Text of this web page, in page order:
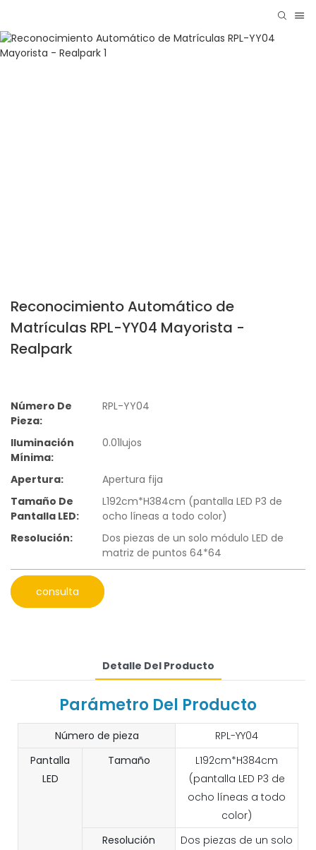
Reconocimiento Automático de
Matrículas RPL-YY04 Mayorista -
Realpark
Número De
Pieza:
RPL-YY04
Iluminación
Mínima:
0.01lujos
Apertura:
Apertura fija
Tamaño De
Pantalla LED:
L192cm*H384cm (pantalla LED P3 de
ocho líneas a todo color)
Resolución:
Dos piezas de un solo módulo LED de
matriz de puntos 64*64
consulta
Detalle Del Producto
Parámetro Del Producto
Número de pieza
RPL-YY04
Pantalla
LED
Tamaño
L192cm*H384cm
(pantalla LED P3 de
ocho líneas a todo
color)
Resolución
Dos piezas de un solo